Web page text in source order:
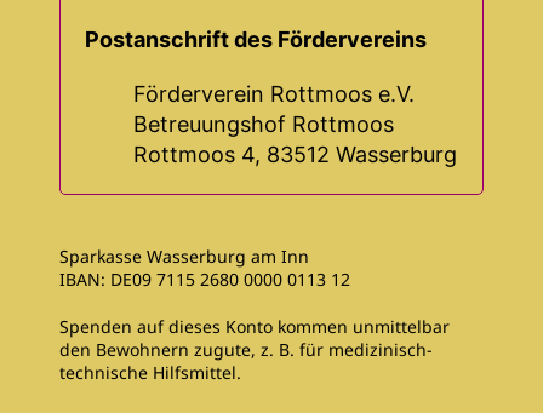
Postanschrift des Fördervereins
Förderverein Rottmoos e.V.
Betreuungshof Rottmoos
Rottmoos 4, 83512 Wasserburg
Sparkasse Wasserburg am Inn
IBAN: DE09 7115 2680 0000 0113 12
Spenden auf dieses Konto kommen unmittelbar
den Bewohnern zugute, z. B. für medizinisch-
technische Hilfsmittel.